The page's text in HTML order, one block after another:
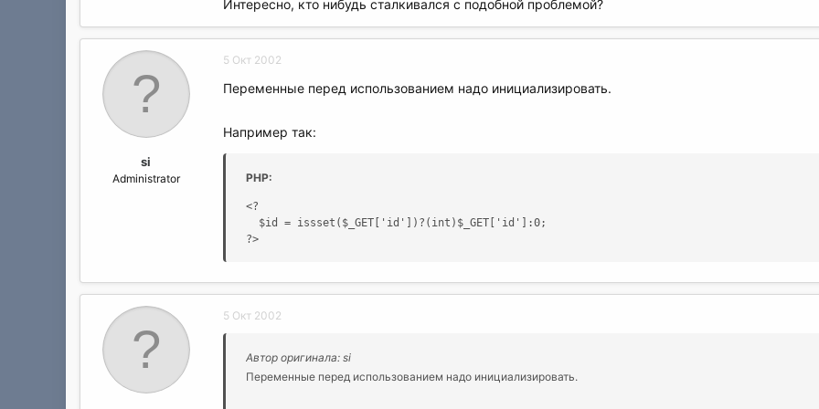
Интересно, кто нибудь сталкивался с подобной проблемой?
si
Administrator
5 Окт 2002
Переменные перед использованием надо инициализировать.
Например так:
PHP:
<?
  $id = issset($_GET['id'])?(int)$_GET['id']:0;
?>
5 Окт 2002
Автор оригинала: si
Переменные перед использованием надо инициализировать.